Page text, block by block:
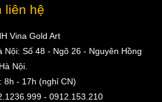
liên hệ
Vina Gold Art
Nội: Số 48 - Ngõ 26 - Nguyên Hồng
Nội.
8h - 17h (nghỉ CN)
- 0912.153.210